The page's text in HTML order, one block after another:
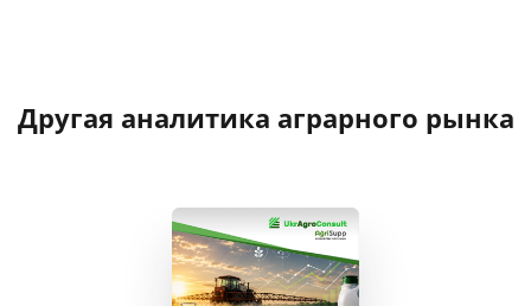
Другая аналитика аграрного рынка